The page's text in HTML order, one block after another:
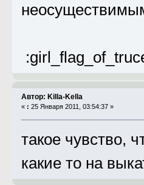
Автор: Killa-Kella
« : 25 Января 2011, 03:54:37 »
такое чувство,
какие то на